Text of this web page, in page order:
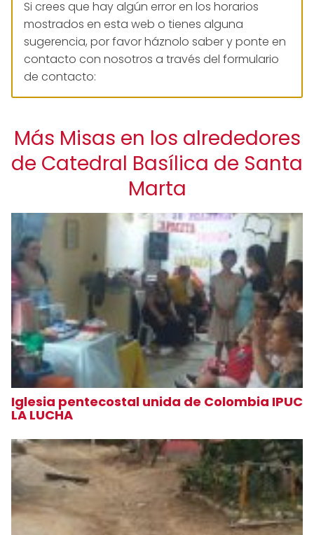
Si crees que hay algún error en los horarios
mostrados en esta web o tienes alguna
sugerencia, por favor háznolo saber y ponte en
contacto con nosotros a través del formulario
de contacto:
Más Misas en los alrededores
de Catedral Basílica de Santa
Marta
Iglesia pentecostal unida de Colombia IPUC
LA LUCHA